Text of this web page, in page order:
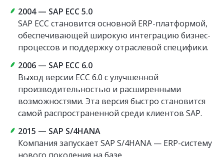
2004 — SAP ECC 5.0
SAP ECC становится основной ERP-платформой,
обеспечивающей широкую интеграцию бизнес-
процессов и поддержку отраслевой специфики.
2006 — SAP ECC 6.0
Выход версии ECC 6.0 с улучшенной
производительностью и расширенными
возможностями. Эта версия быстро становится
самой распространенной среди клиентов SAP.
2015 — SAP S/4HANA
Компания запускает SAP S/4HANA — ERP-систему